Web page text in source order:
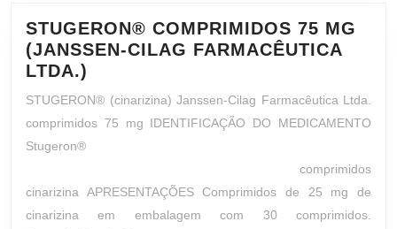
STUGERON® COMPRIMIDOS 75 MG
(JANSSEN-CILAG FARMACÊUTICA
LTDA.)
COMPRIMIDOS
MG
FARMACÊUTICA
LTDA.)
STUGERON® (cinarizina) Janssen-Cilag Farmacêutica Ltda.
comprimidos 75 mg IDENTIFICAÇÃO DO MEDICAMENTO
Stugeron®
comprimidos
cinarizina APRESENTAÇÕES Comprimidos de 25 mg de
cinarizina em embalagem com 30 comprimidos.